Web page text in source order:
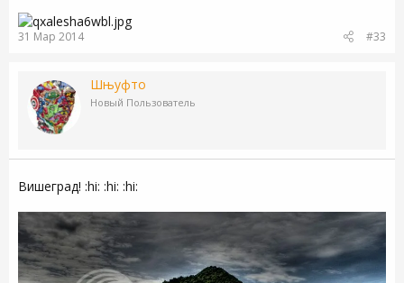
31 Мар 2014 #33
Шњуфто
Новый Пользователь
Вишеград! :hi: :hi: :hi: